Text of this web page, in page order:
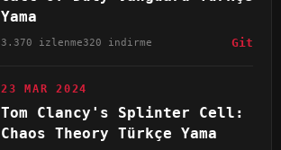
Yama
3.370 izlenme320 indirme Git
23 MAR 2024
Tom Clancy's Splinter Cell:
Chaos Theory Türkçe Yama